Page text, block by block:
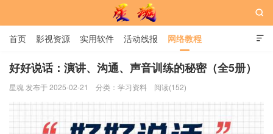

首页 影视资源 实用软件 活动线报 网络教程
用户中心 书籍 娱乐

好好说话：演讲、沟通、声音训练的秘密（全5册）
星魂 发布于 2025-02-21 分类： 学习资料 阅读(152)